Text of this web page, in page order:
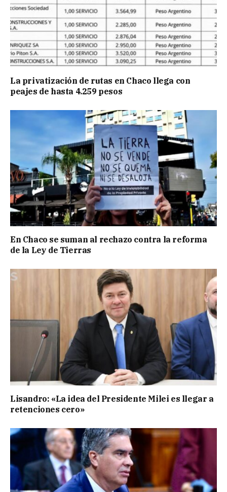
La privatización de rutas en Chaco llega con
peajes de hasta 4.259 pesos
En Chaco se suman al rechazo contra la reforma
de la Ley de Tierras
Lisandro: «La idea del Presidente Milei es llegar a
retenciones cero»